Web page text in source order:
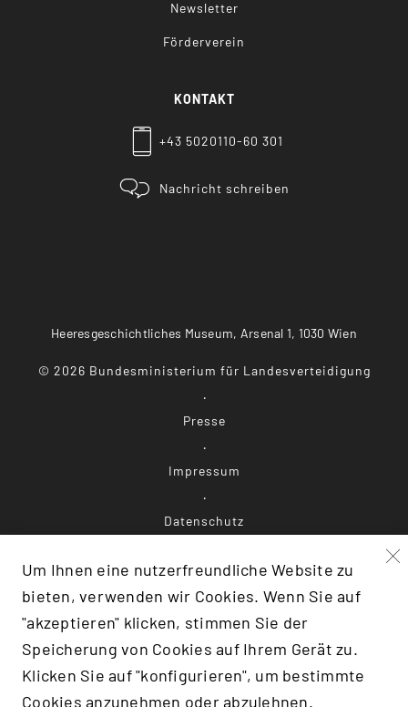
Newsletter
Förderverein
KONTAKT
+43 5020110-60 301
Nachricht schreiben
Heeresgeschichtliches Museum, Arsenal 1, 1030 Wien
© 2026 Bundesministerium für Landesverteidigung
Presse
Impressum
Datenschutz
Barrierefreiheit
'SCROLLTOTOP')}
Um Ihnen eine nutzerfreundliche Website zu
bieten, verwenden wir Cookies. Wenn Sie auf
"akzeptieren" klicken, stimmen Sie der
Speicherung von Cookies auf Ihrem Gerät zu.
Klicken Sie auf "konfigurieren", um bestimmte
Cookies anzunehmen oder abzulehnen.